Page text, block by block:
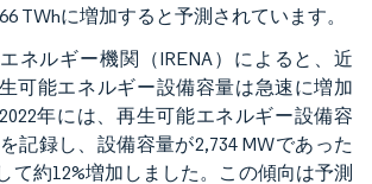
TWhに増加すると予測されています。
ネルギー機関（IRENA）によると、近
可能エネルギー設備容量は急速に増加
年には、再生可能エネルギー設備容
記録し、設備容量が2,734 MWであった
て約12%増加しました。この傾向は予測